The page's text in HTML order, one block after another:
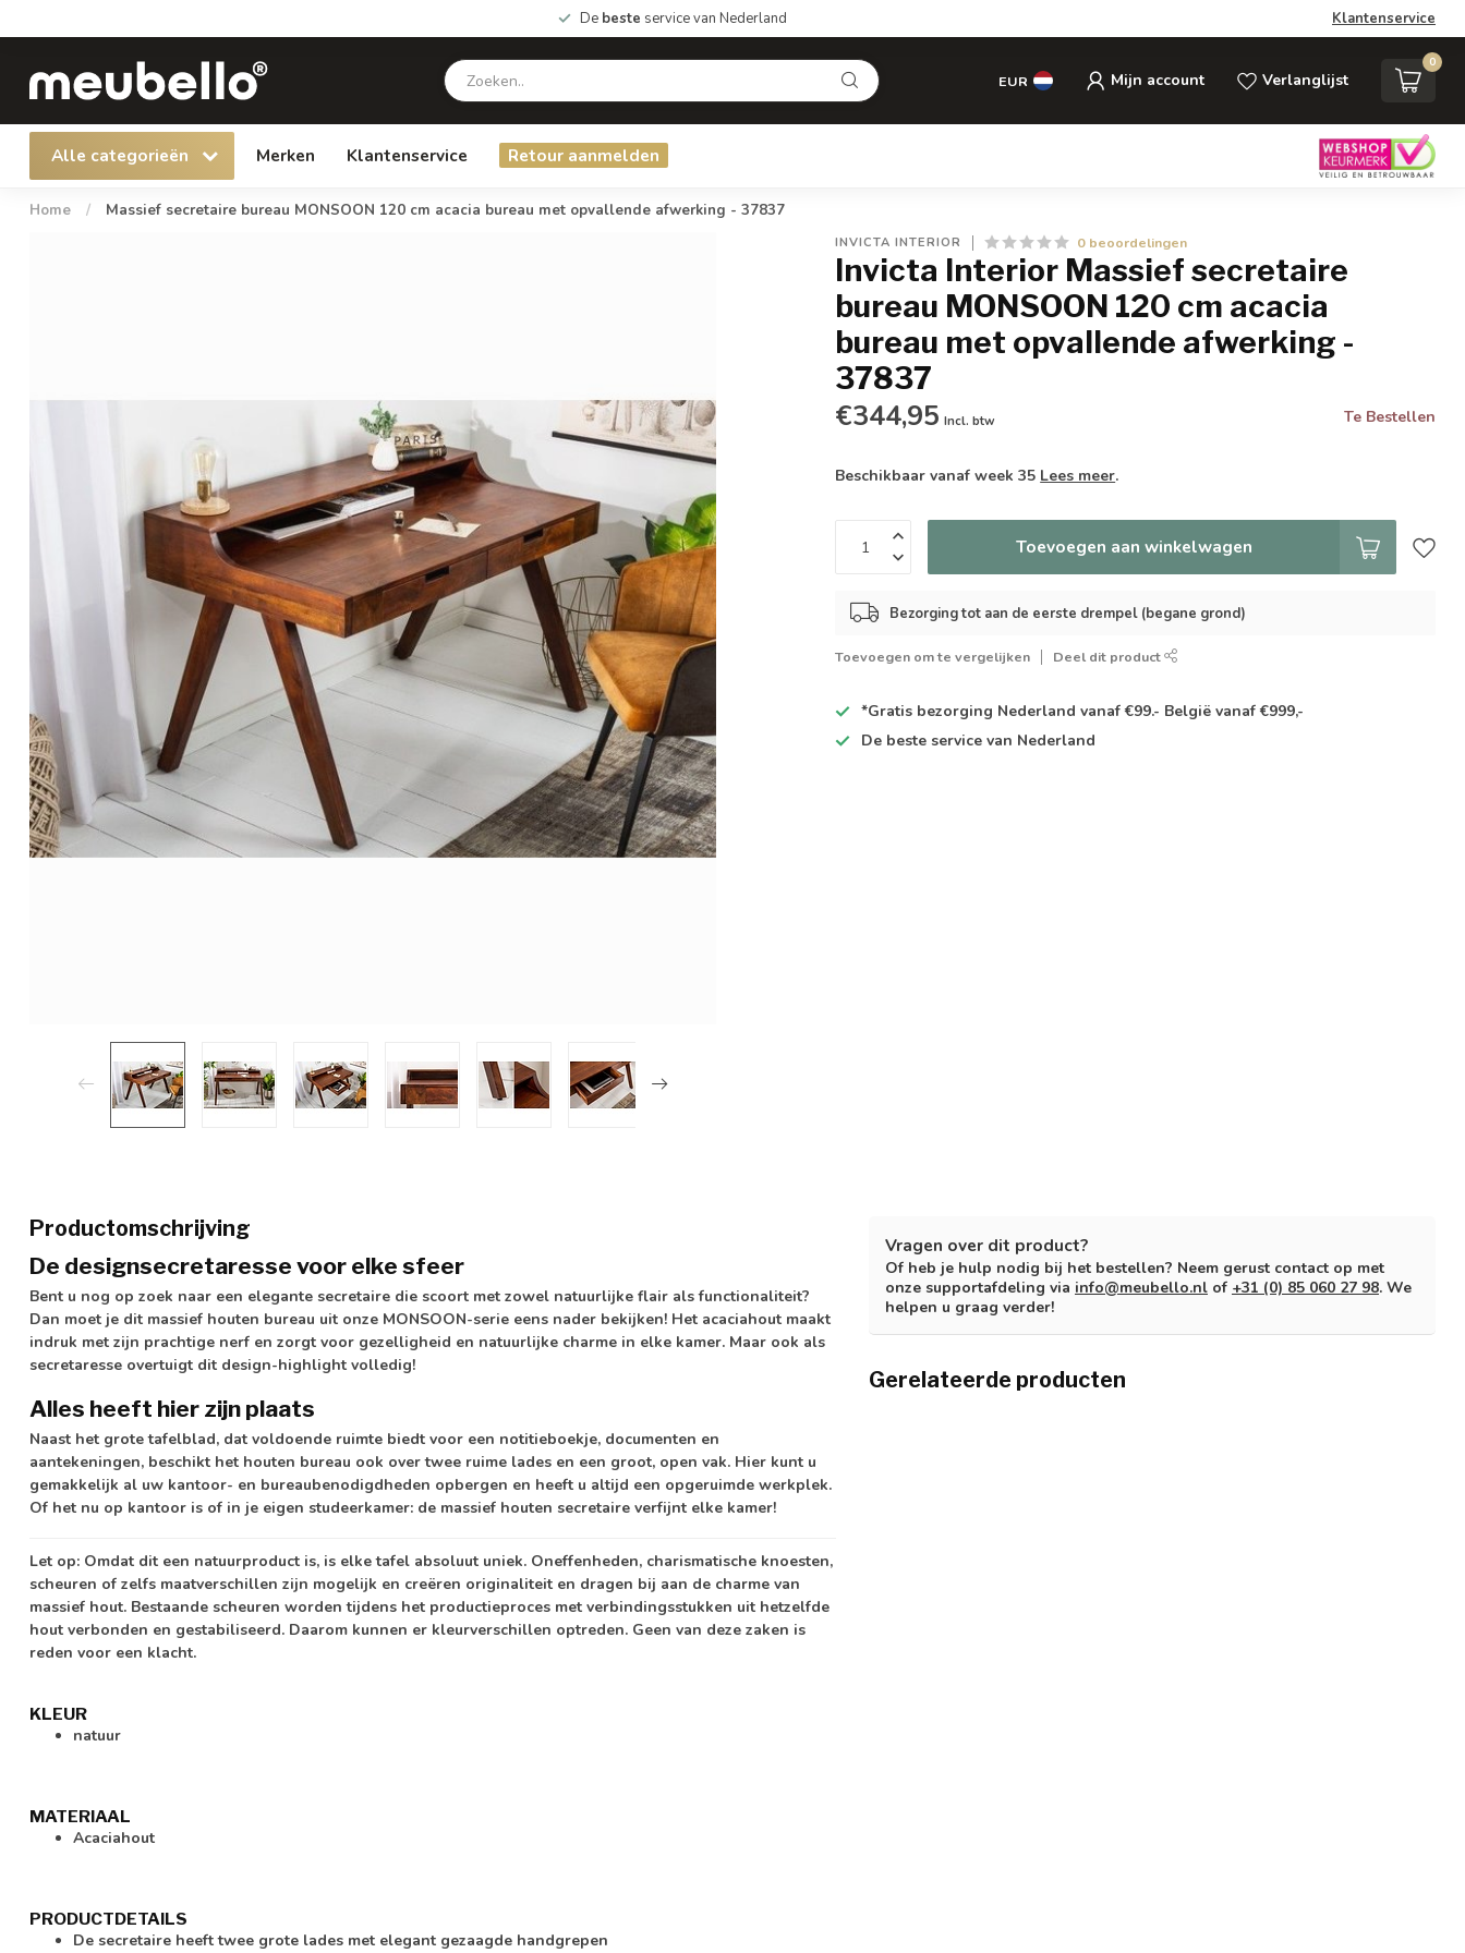
De beste service van Nederland Klantenservice
EUR Mijn account Verlanglijst
0
Alle categorieën Merken Klantenservice Retour aanmelden
Home / Massief secretaire bureau MONSOON 120 cm acacia bureau met opvallende afwerking - 37837
INVICTA INTERIOR 0 beoordelingen
Invicta Interior Massief secretaire
bureau MONSOON 120 cm acacia
bureau met opvallende afwerking -
37837
€344,95 Incl. btw Te Bestellen
Beschikbaar vanaf week 35 Lees meer.
Toevoegen aan winkelwagen
Bezorging tot aan de eerste drempel (begane grond)
Toevoegen om te vergelijken Deel dit product
*Gratis bezorging Nederland vanaf €99.- België vanaf €999,-
De beste service van Nederland
Productomschrijving
De designsecretaresse voor elke sfeer
Bent u nog op zoek naar een elegante secretaire die scoort met zowel natuurlijke flair als functionaliteit?
Dan moet je dit massief houten bureau uit onze MONSOON-serie eens nader bekijken! Het acaciahout maakt
indruk met zijn prachtige nerf en zorgt voor gezelligheid en natuurlijke charme in elke kamer. Maar ook als
secretaresse overtuigt dit design-highlight volledig!
Alles heeft hier zijn plaats
Naast het grote tafelblad, dat voldoende ruimte biedt voor een notitieboekje, documenten en
aantekeningen, beschikt het houten bureau ook over twee ruime lades en een groot, open vak. Hier kunt u
gemakkelijk al uw kantoor- en bureaubenodigdheden opbergen en heeft u altijd een opgeruimde werkplek.
Of het nu op kantoor is of in je eigen studeerkamer: de massief houten secretaire verfijnt elke kamer!
Let op: Omdat dit een natuurproduct is, is elke tafel absoluut uniek. Oneffenheden, charismatische knoesten,
scheuren of zelfs maatverschillen zijn mogelijk en creëren originaliteit en dragen bij aan de charme van
massief hout. Bestaande scheuren worden tijdens het productieproces met verbindingsstukken uit hetzelfde
hout verbonden en gestabiliseerd. Daarom kunnen er kleurverschillen optreden. Geen van deze zaken is
reden voor een klacht.
KLEUR
natuur
MATERIAAL
Acaciahout
PRODUCTDETAILS
De secretaire heeft twee grote lades met elegant gezaagde handgrepen
Vragen over dit product?
Of heb je hulp nodig bij het bestellen? Neem gerust contact op met
onze supportafdeling via info@meubello.nl of +31 (0) 85 060 27 98. We
helpen u graag verder!
Gerelateerde producten